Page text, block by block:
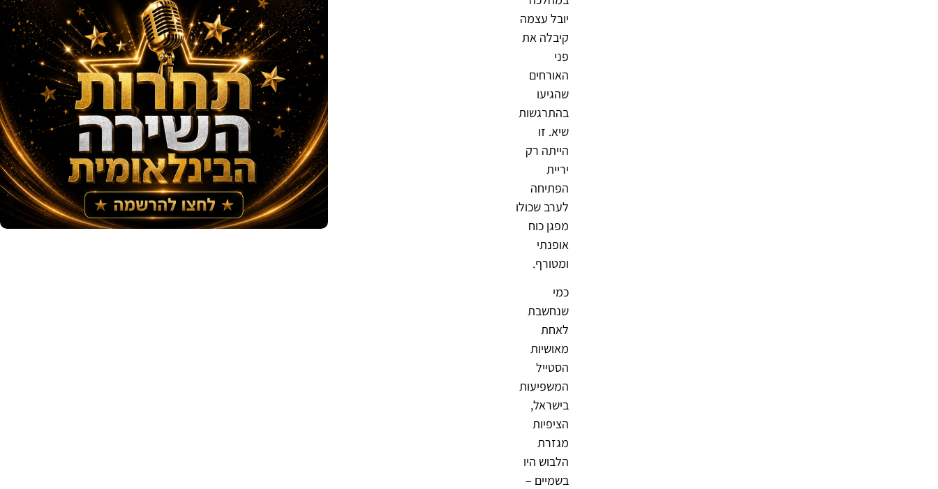
יובל עצמה
קיבלה את
פני
האורחים
שהגיעו
בהתרגשות
שיא. זו
הייתה רק
יריית
הפתיחה
לערב שכולו
מפגן כוח
אופנתי
ומטורף.
כמי
שנחשבת
לאחת
מאושיות
הסטייל
המשפיעות
בישראל,
הציפיות
מגזרת
הלבוש היו
בשמיים –